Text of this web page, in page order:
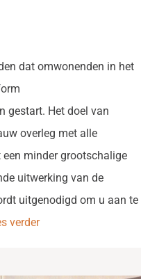
dat omwonenden in het
gestart. Het doel van
overleg met alle
minder grootschalige
uitwerking van de
uitgenodigd om u aan te
verder